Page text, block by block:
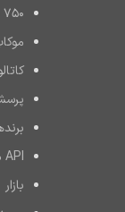
۷۵۰ میلیون طرح از شاتر استوک
API مدوپد
بازار